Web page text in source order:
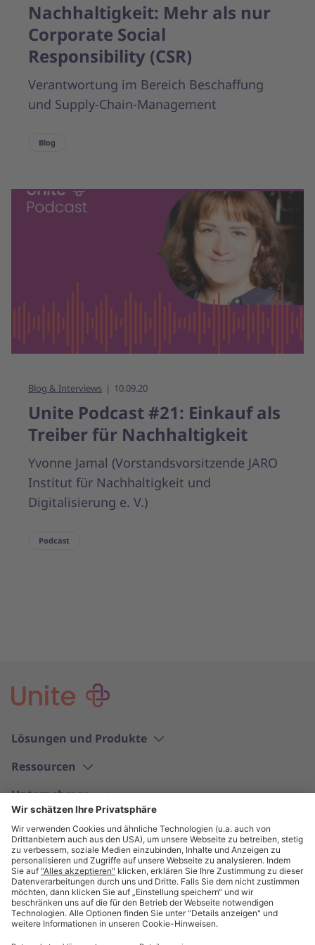
Nachhaltigkeit: Mehr als nur
Corporate Social
Responsibility (CSR)
Verantwortung im Bereich Beschaffung
und Supply-Chain-Management
Blog
Blog & Interviews 10.09.20
Unite Podcast #21: Einkauf als
Treiber für Nachhaltigkeit
Yvonne Jamal (Vorstandsvorsitzende JARO
Institut für Nachhaltigkeit und
Digitalisierung e. V.)
Podcast
Lösungen und Produkte
Ressourcen
Unternehmen